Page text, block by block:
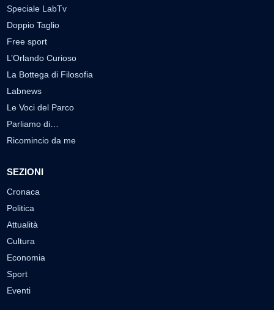
Speciale LabTv
Doppio Taglio
Free sport
L’Orlando Curioso
La Bottega di Filosofia
Labnews
Le Voci del Parco
Parliamo di…
Ricomincio da me
SEZIONI
Cronaca
Politica
Attualità
Cultura
Economia
Sport
Eventi